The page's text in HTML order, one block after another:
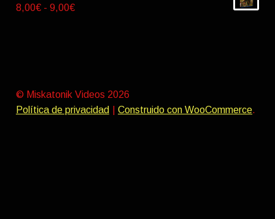
desde
8,00€ - 9,00€Rango
9,00€
© Miskatonik Videos 2026
Política de privacidad
Construido con WooCommerce.